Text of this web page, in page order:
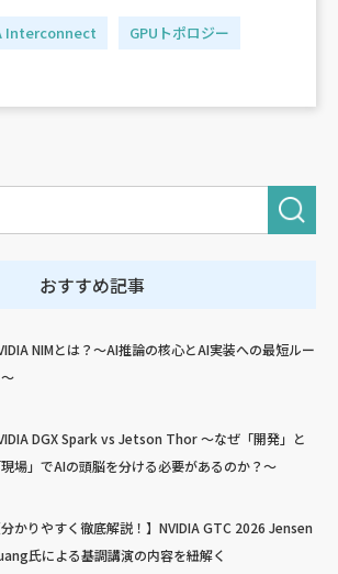
Interconnect
GPUトポロジー
おすすめ記事
NIMとは？～AI推論の核心とAI実装への最短ルー
～
DGX Spark vs Jetson Thor ～なぜ「開発」と
現場」でAIの頭脳を分ける必要があるのか？～
分かりやすく徹底解説！】NVIDIA GTC 2026 Jensen
氏による基調講演の内容を紐解く